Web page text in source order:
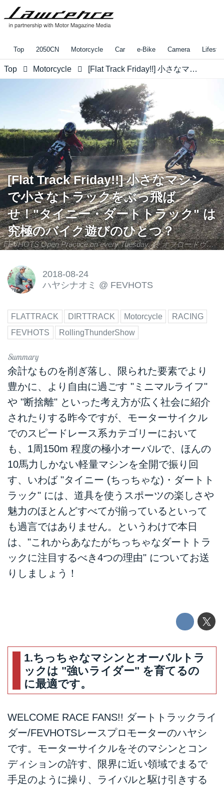
Top 2050CN Motorcycle Car e-Bike Camera
Top Motorcycle [Flat Track Friday!!] 小さなマシンで小さなトラックをぶっ飛ばせ！"タイニー・ダートトラック" は究極のバイク遊びのひとつ？
FEVHOTS Open Practice on every Tuesday. 於 オフロードヴィレッジ(埼玉県川越市)
[Flat Track Friday!!] 小さなマシン
で小さなトラックをぶっ飛ば
せ！"タイニー・ダートトラック" は
究極のバイク遊びのひとつ？
2018-08-24
ハヤシナオミ @ FEVHOTS
FLATTRACK DIRTTRACK Motorcycle
RACING
FEVHOTS
RollingThunderShow
余計なものを削ぎ落し、限られた要素でより
豊かに、より自由に過ごす "ミニマルライフ"
や "断捨離" といった考え方が広く社会に紹介
されたりする昨今ですが、モーターサイクル
でのスピードレース系カテゴリーにおいて
も、1周150m 程度の極小オーバルで、ほんの
10馬力しかない軽量マシンを全開で振り回
す、いわば "タイニー (ちっちゃな)・ダートト
ラック" には、道具を使うスポーツの楽しさや
魅力のほとんどすべてが揃っているといって
も過言ではありません。というわけで本日
は、"これからあなたがちっちゃなダートトラ
ックに注目するべき4つの理由" についてお送
りしましょう！
1.ちっちゃなマシンとオーバルトラ
ックは "強いライダー" を育てるの
に最適です。
WELCOME RACE FANS!! ダートトラックライ
ダー/FEVHOTSレースプロモーターのハヤシ
です。モーターサイクルをそのマシンとコン
ディションの許す、限界に近い領域でまるで
手足のように操り、ライバルと駆け引きする